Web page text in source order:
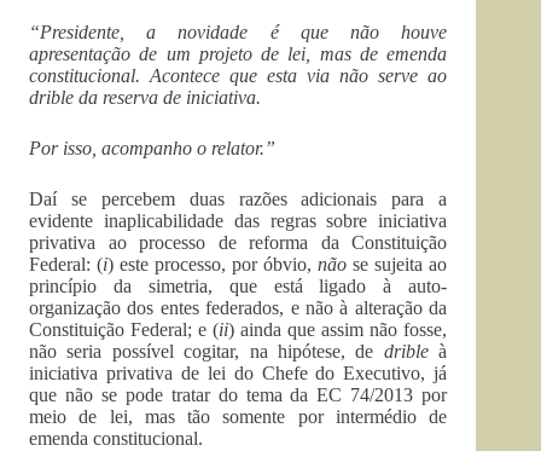
“Presidente, a novidade é que não houve
apresentação de um projeto de lei, mas de emenda
constitucional. Acontece que esta via não serve ao
drible da reserva de iniciativa.
Por isso, acompanho o relator.”
Daí se percebem duas razões adicionais para a
evidente inaplicabilidade das regras sobre iniciativa
privativa ao processo de reforma da Constituição
Federal: (i) este processo, por óbvio,não se sujeita ao
princípio da simetria, que está ligado à auto-
organização dos entes federados, e não à alteração da
Constituição Federal; e (ii) ainda que assim não fosse,
não seria possível cogitar, na hipótese, de dribleà
iniciativa privativa de lei do Chefe do Executivo, já
que não se pode tratar do tema da EC 74/2013 por
meio de lei, mas tão somente por intermédio de
emenda constitucional.